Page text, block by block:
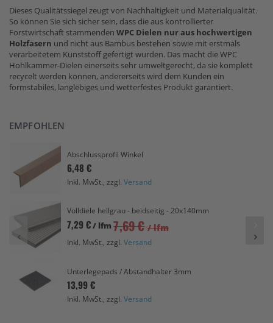
Dieses Qualitätssiegel zeugt von Nachhaltigkeit und Materialqualität.
So können Sie sich sicher sein, dass die aus kontrollierter
Forstwirtschaft stammenden WPC Dielen nur aus hochwertigen
Holzfasern und nicht aus Bambus bestehen sowie mit erstmals
verarbeitetem Kunststoff gefertigt wurden. Das macht die WPC
Hohlkammer-Dielen einerseits sehr umweltgerecht, da sie komplett
recycelt werden können, andererseits wird dem Kunden ein
formstabiles, langlebiges und wetterfestes Produkt garantiert.
EMPFOHLEN
Abschlussprofil Winkel
6,48 €
Inkl. MwSt., zzgl. Versand
Volldiele hellgrau - beidseitig - 20x140mm
7,29 €/ lfm 7,69 € / lfm
Inkl. MwSt., zzgl. Versand
Unterlegepads / Abstandhalter 3mm
13,99 €
Inkl. MwSt., zzgl. Versand